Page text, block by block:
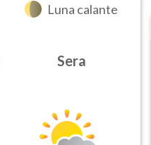
Luna calante
Sera